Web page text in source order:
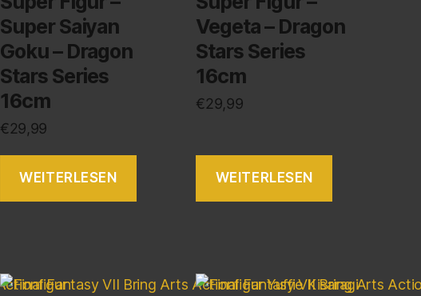
Super Saiyan
Goku – Dragon
Stars Series
16cm
€29,99
WEITERLESEN
Vegeta – Dragon
Stars Series
16cm
€29,99
WEITERLESEN